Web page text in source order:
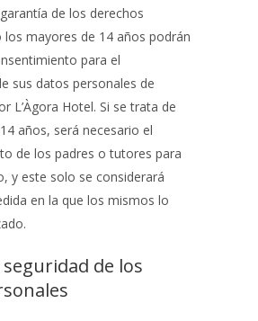
de los derechos
los mayores de 14 años podrán
para el
sus datos personales de
L’Àgora Hotel. Si se trata de
años, será necesario el
de los padres o tutores para
y este solo se considerará
en la que los mismos lo
seguridad de los